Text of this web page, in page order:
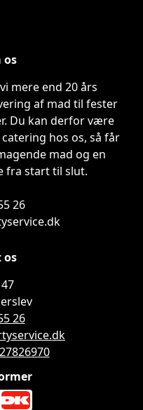
os
mere end 20 års
af mad til fester
Du kan derfor være
hos os, så får
mad og en
fra start til slut.
26
os
26
27826970